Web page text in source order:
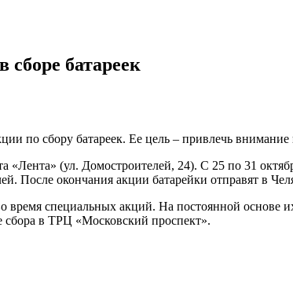
батареек
по сбору батареек. Ее цель – привлечь
«Лента» (ул. Домостроителей, 24). С 25 по 31
После окончания акции батарейки отправят в
время специальных акций. На постоянной основе
сбора в ТРЦ «Московский проспект».